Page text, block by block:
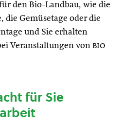
den Bio-Landbau, wie die
die Gemüsetage oder die
und Sie erhalten
Veranstaltungen von bio
für Sie